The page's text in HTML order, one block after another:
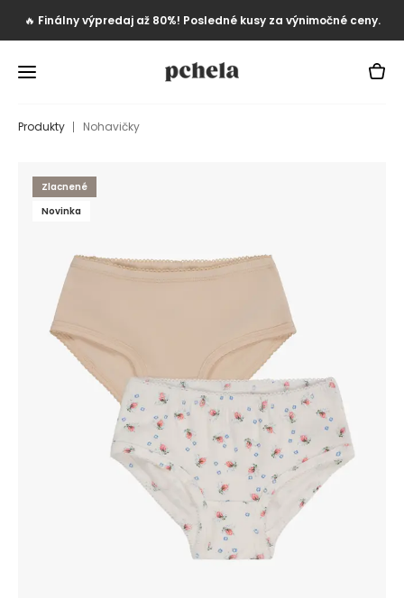
🔥 Finálny výpredaj až 80%! Posledné kusy za výnimočné ceny.
Produkty Nohavičky
Zlacnené
Novinka